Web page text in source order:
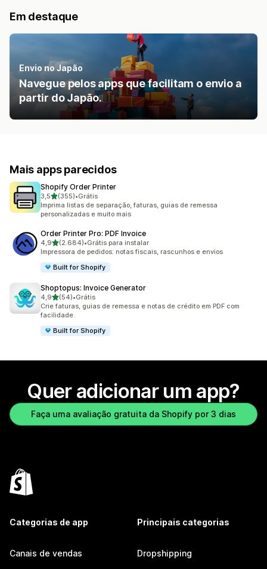
Em destaque
Envio no Japão
Navegue pelos apps que facilitam o envio a
partir do Japão.
Mais apps parecidos
Shopify Order Printer
3,5de 5 estrelas
(355)
355 avaliações ao todo
•Grátis
Imprima listas de separação, faturas, guias de remessa
personalizadas e muito mais
Order Printer Pro: PDF Invoice
4,9de 5 estrelas
(2.684)
2684 avaliações ao todo
•Grátis para instalar
Impressora de pedidos: notas fiscais, rascunhos e envios
Built for Shopify
Shoptopus: Invoice Generator
4,9de 5 estrelas
(54)
54 avaliações ao todo
•Grátis
Crie faturas, guias de remessa e notas de crédito em PDF com
facilidade.
Built for Shopify
Quer adicionar um app?
Faça uma avaliação gratuita da Shopify por 3 dias
Categorias de app
Canais de vendas
Principais categorias
Dropshipping